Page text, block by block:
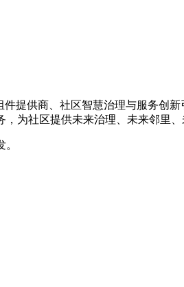
提供商、社区智慧治理与服务创
为社区提供未来治理、未来邻里、